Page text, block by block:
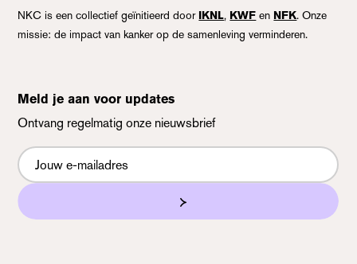
NKC is een collectief geïnitieerd door IKNL, KWF en NFK. Onze
missie: de impact van kanker op de samenleving verminderen.
Meld je aan voor updates
Ontvang regelmatig onze nieuwsbrief
Nieuwsbrief